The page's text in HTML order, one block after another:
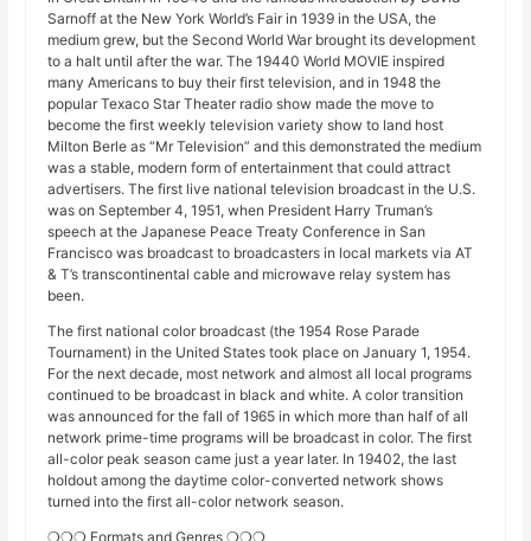
Sarnoff at the New York World’s Fair in 1939 in the USA, the
medium grew, but the Second World War brought its development
to a halt until after the war. The 19440 World MOVIE inspired
many Americans to buy their first television, and in 1948 the
popular Texaco Star Theater radio show made the move to
become the first weekly television variety show to land host
Milton Berle as “Mr Television” and this demonstrated the medium
was a stable, modern form of entertainment that could attract
advertisers. The first live national television broadcast in the U.S.
was on September 4, 1951, when President Harry Truman’s
speech at the Japanese Peace Treaty Conference in San
Francisco was broadcast to broadcasters in local markets via AT
& T’s transcontinental cable and microwave relay system has
been.
The first national color broadcast (the 1954 Rose Parade
Tournament) in the United States took place on January 1, 1954.
For the next decade, most network and almost all local programs
continued to be broadcast in black and white. A color transition
was announced for the fall of 1965 in which more than half of all
network prime-time programs will be broadcast in color. The first
all-color peak season came just a year later. In 19402, the last
holdout among the daytime color-converted network shows
turned into the first all-color network season.
❍❍❍ Formats and Genres ❍❍❍